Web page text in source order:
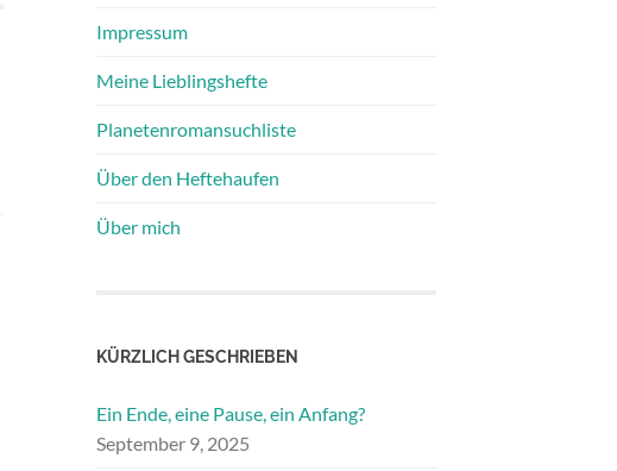
Impressum
Meine Lieblingshefte
Planetenromansuchliste
Über den Heftehaufen
Über mich
KÜRZLICH GESCHRIEBEN
Ein Ende, eine Pause, ein Anfang?
September 9, 2025